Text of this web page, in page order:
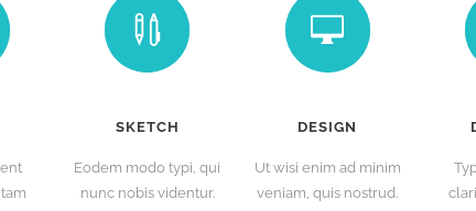
SKETCH
Eodem modo typi, qui
nunc nobis videntur.
DESIGN
Ut wisi enim ad minim
veniam, quis nostrud.